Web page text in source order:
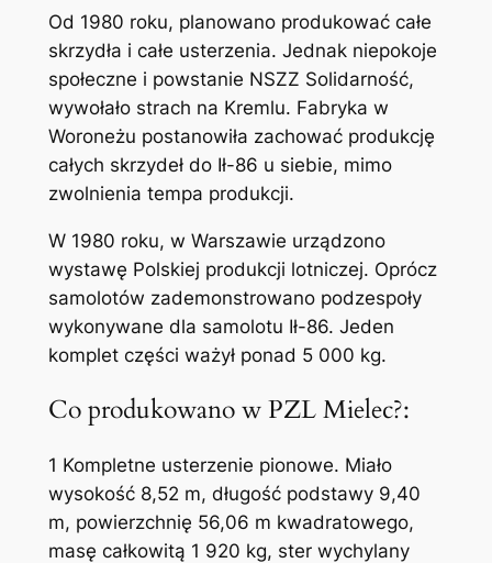
Od 1980 roku, planowano produkować całe
skrzydła i całe usterzenia. Jednak niepokoje
społeczne i powstanie NSZZ Solidarność,
wywołało strach na Kremlu. Fabryka w
Woroneżu postanowiła zachować produkcję
całych skrzydeł do Ił-86 u siebie, mimo
zwolnienia tempa produkcji.
W 1980 roku, w Warszawie urządzono
wystawę Polskiej produkcji lotniczej. Oprócz
samolotów zademonstrowano podzespoły
wykonywane dla samolotu Ił-86. Jeden
komplet części ważył ponad 5 000 kg.
Co produkowano w PZL Mielec?:
1 Kompletne usterzenie pionowe. Miało
wysokość 8,52 m, długość podstawy 9,40
m, powierzchnię 56,06 m kwadratowego,
masę całkowitą 1 920 kg, ster wychylany